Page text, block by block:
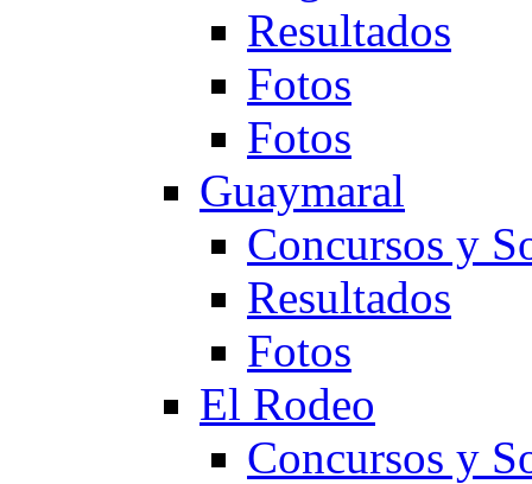
Resultados
Fotos
Fotos
Guaymaral
Concursos y
Resultados
Fotos
El Rodeo
Concursos y